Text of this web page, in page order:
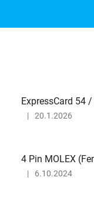
ExpressCard 54
Hodnocení
5
| 20.1.2026
4 Pin MOLEX
Hodnocení
| 6.10.2024